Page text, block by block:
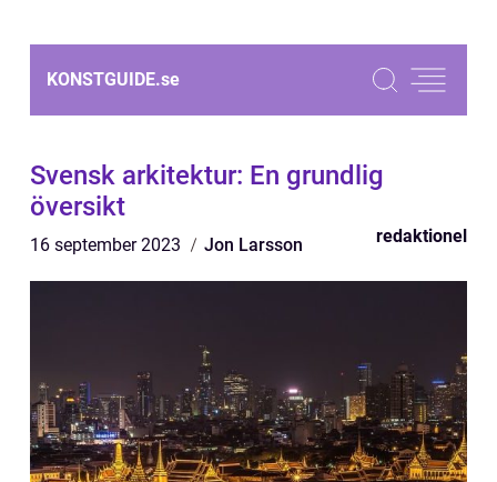
KONSTGUIDE.se
Svensk arkitektur: En grundlig
översikt
16 september 2023 Jon Larsson redaktionel